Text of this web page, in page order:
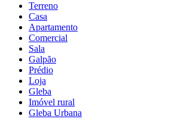
Terreno
Casa
Apartamento
Comercial
Sala
Galpão
Prédio
Loja
Gleba
Imóvel rural
Gleba Urbana